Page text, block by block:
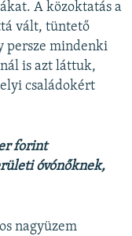
A közoktatás a
vált, tüntető
persze mindenki
is azt láttuk,
családokért
forint
óvónőknek,
nagyüzem